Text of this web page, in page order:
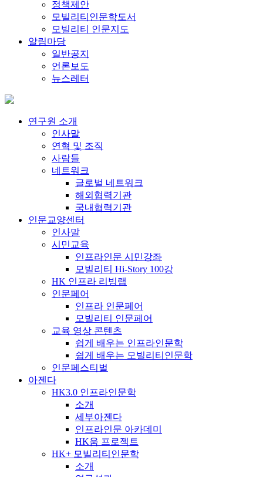
정책제안
모빌리티인문학도서
모빌리티 인문지도
알림마당
일반공지
언론보도
뉴스레터
연구원 소개
인사말
연혁 및 조직
사람들
네트워크
글로벌 네트워크
해외협력기관
국내협력기관
인문교양센터
인사말
시민교육
인프라인문 시민강좌
모빌리티 Hi-Story 100강
HK 인프라 리빙랩
인문페어
인프라 인문페어
모빌리티 인문페어
교육 영상 콘텐츠
쉽게 배우는 인프라인문학
쉽게 배우는 모빌리티인문학
인문페스티벌
아젠다
HK3.0 인프라인문학
소개
세부아젠다
인프라인문 아카데미
HK움 프로젝트
HK+ 모빌리티인문학
소개